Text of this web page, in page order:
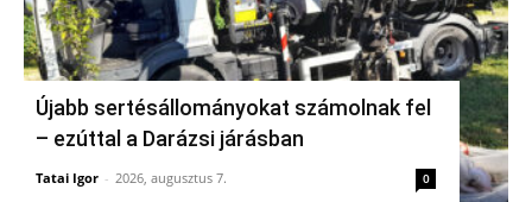
Újabb sertésállományokat számolnak fel
– ezúttal a Darázsi járásban
Tatai Igor - 2026, augusztus 7. 0